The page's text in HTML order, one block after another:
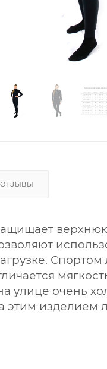
ОТЗЫВЫ
верхнюю
улице очень
изделием